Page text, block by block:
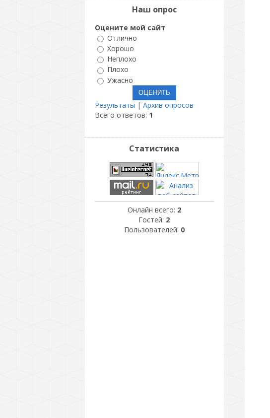
Наш опрос
Оцените мой сайт
Отлично
Хорошо
Неплохо
Плохо
Ужасно
Результаты | Архив опросов
Всего ответов: 1
Статистика
Онлайн всего: 2
Гостей: 2
Пользователей: 0